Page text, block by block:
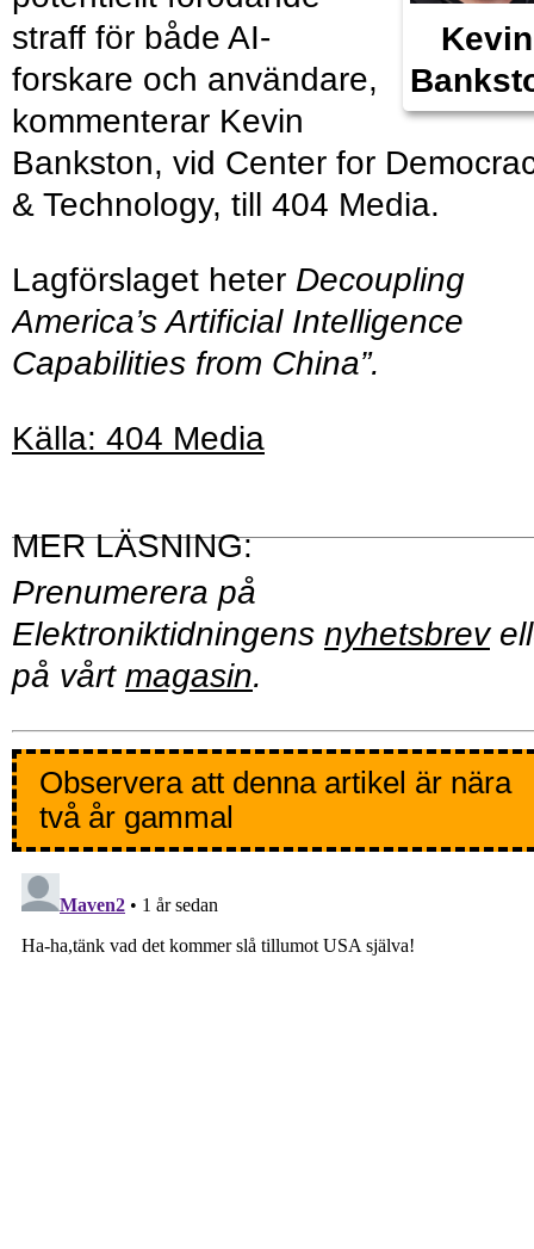
Kevin
straff för både AI-
forskare och användare,
kommenterar Kevin
Bankston, vid Center for
& Technology, till 404 Media.
Lagförslaget heter Decoupling
America’s Artificial Intelligence
Capabilities from China”.
Källa: 404 Media
Prenumerera på
Elektroniktidningens nyhetsbrev
på vårt magasin.
Observera att denna artikel är nära
två år gammal